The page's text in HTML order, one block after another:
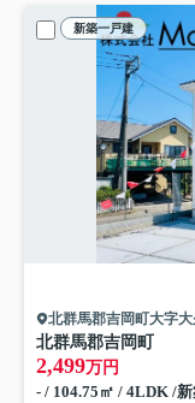
新築一戸建
北群馬郡吉岡町大字
北群馬郡吉岡町
2,499万円
- / 104.75㎡ / 4LDK /